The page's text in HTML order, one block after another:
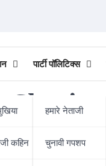
कहिन
पार्टी पॉलिटिक्स
हमारे नेताजी
चुनावी गपशप